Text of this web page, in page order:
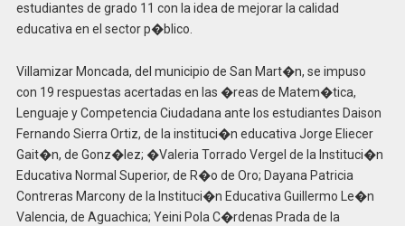
estudiantes de grado 11 con la idea de mejorar la calidad
educativa en el sector p�blico.
Villamizar Moncada, del municipio de San Mart�n, se impuso
con 19 respuestas acertadas en las �reas de Matem�tica,
Lenguaje y Competencia Ciudadana ante los estudiantes Daison
Fernando Sierra Ortiz, de la instituci�n educativa Jorge Eliecer
Gait�n, de Gonz�lez; �Valeria Torrado Vergel de la Instituci�n
Educativa Normal Superior, de R�o de Oro; Dayana Patricia
Contreras Marcony de la Instituci�n Educativa Guillermo Le�n
Valencia, de Aguachica; Yeini Pola C�rdenas Prada de la